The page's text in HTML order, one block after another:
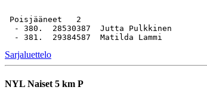
Poisjääneet   2
- 380.  28530387  Jutta Pulkkinen
Sarjaluettelo
NYL Naiset 5 km P